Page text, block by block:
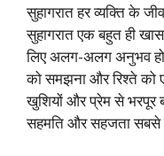
सुहागरात हर व्यक्ति के
सुहागरात एक बहुत ही
लिए अलग-अलग अनुभव
को समझना और रिश्ते
खुशियों और प्रेम से भरपूर
सहमति और सहजता सबसे